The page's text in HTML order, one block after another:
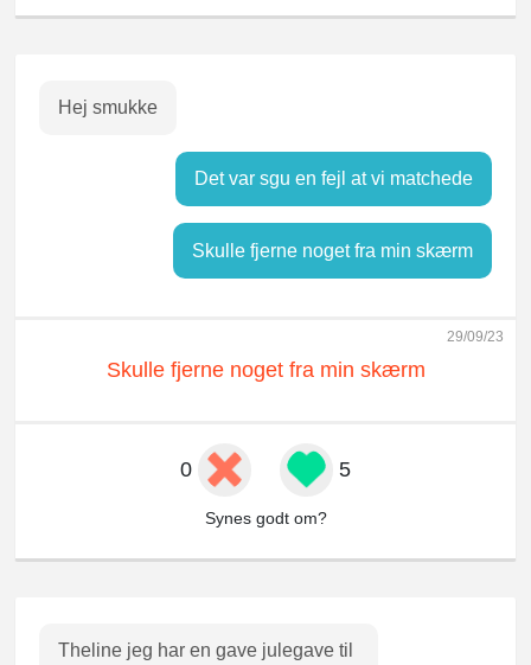
Hej smukke
Det var sgu en fejl at vi matchede
Skulle fjerne noget fra min skærm
29/09/23
Skulle fjerne noget fra min skærm
0 5
Synes godt om?
Theline jeg har en gave julegave til